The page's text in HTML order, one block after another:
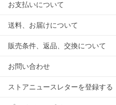
お支払いについて
送料、お届けについて
販売条件、返品、交換について
お問い合わせ
ストアニュースレターを登録する